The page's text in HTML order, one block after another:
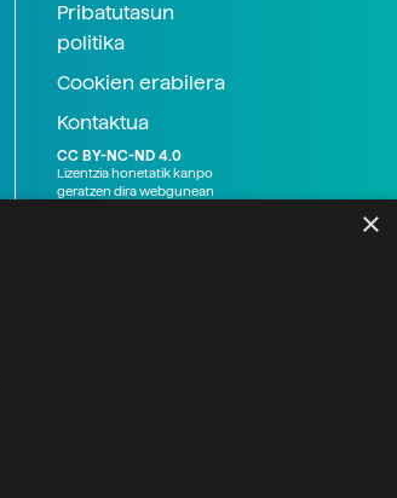
Pribatutasun
politika
Cookien erabilera
Kontaktua
CC BY-NC-ND 4.0
Lizentzia honetatik kanpo
geratzen dira webgunean
×